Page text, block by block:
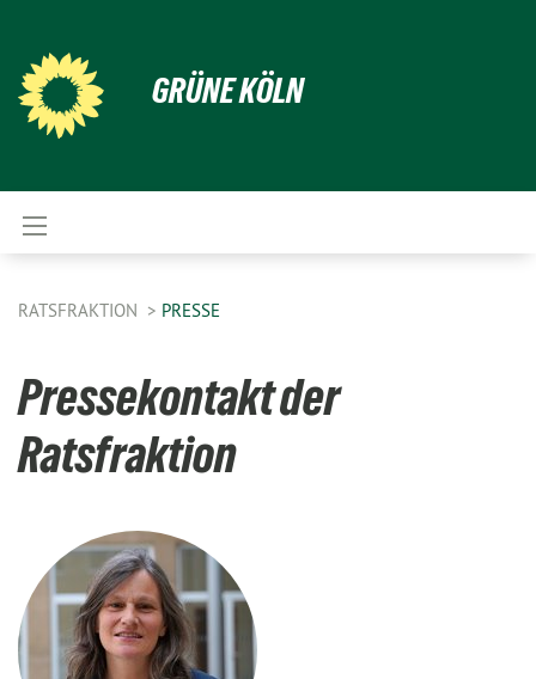
GRÜNE KÖLN
RATSFRAKTION PRESSE
Pressekontakt der
Ratsfraktion